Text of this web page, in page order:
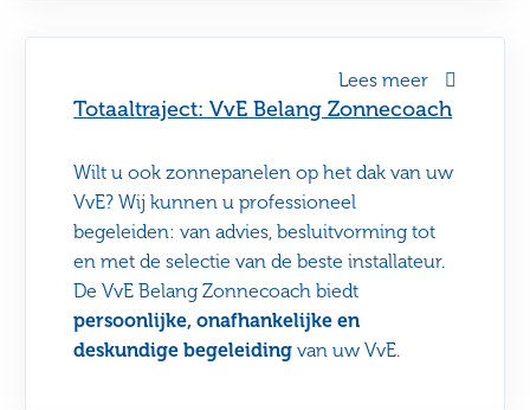
Totaaltraject: VvE Belang Zonnecoach
Wilt u ook zonnepanelen op het dak van uw
VvE? Wij kunnen u professioneel
begeleiden: van advies, besluitvorming tot
en met de selectie van de beste installateur.
De VvE Belang Zonnecoach biedt
persoonlijke, onafhankelijke en
deskundige begeleiding van uw VvE.
Lees meer